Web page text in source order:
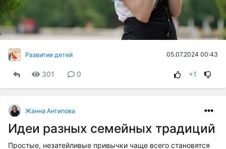
Развитие детей 05.07.2024 00:43
301 0 +1
Жанна Антипова
Идеи разных семейных традиций
Простые, незатейливые привычки чаще всего становятся